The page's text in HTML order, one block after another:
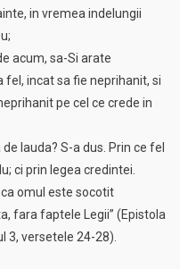
in vremea indelungii
acum, sa-Si arate
fel, incat sa fie neprihanit, si
pe cel ce crede in
lauda? S-a dus. Prin ce fel
ci prin legea credintei.
omul este socotit
fara faptele Legii” (Epistola
3, versetele 24-28).